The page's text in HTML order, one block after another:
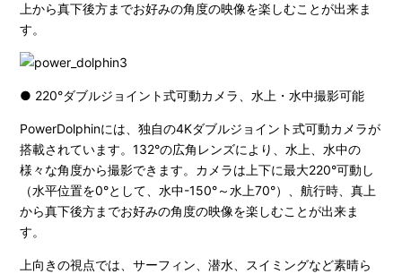
上から真下後方までお好みの角度の映像を楽しむことが出来ま
す。
● 220°ダブルジョイント式可動カメラ、水上・水中撮影可能
PowerDolphinには、独自の4Kダブルジョイント式可動カメラが
搭載されています。132°の広角レンズにより、水上、水中の
様々な角度から撮影できます。カメラは上下に最大220°可動し
（水平位置を0°として、水中-150°～水上70°）、航行時、真上
から真下後方までお好みの角度の映像を楽しむことが出来ま
す。
上向きの視点では、サーフィン、潜水、スイミングなど素晴ら